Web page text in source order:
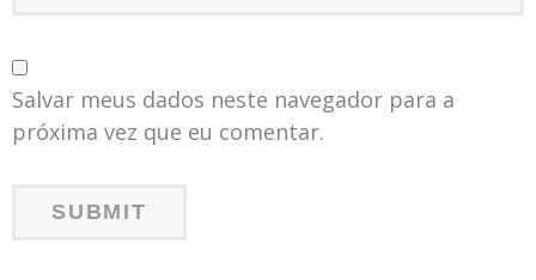
Salvar meus dados neste navegador para a
próxima vez que eu comentar.